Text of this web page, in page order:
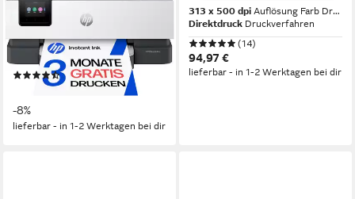
Multifunktionsdrucker
4800 x 1200 dpi Auflösung Farb Druck
1200 x 1200 dpi
Auflösung Scan
(72)
147,83 € 159,90 €
-8%
lieferbar - in 1-2 Werktagen bei dir
313 x 500 dpi Auflösung Farb Druck
Direktdruck Druckverfahren
(14)
94,97 €
lieferbar - in 1-2 Werktagen bei dir